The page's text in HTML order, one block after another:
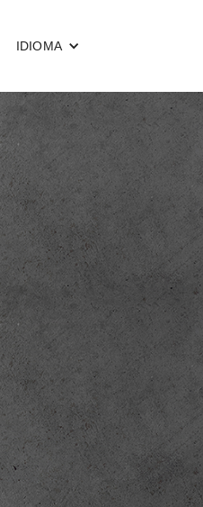
IDIOMA